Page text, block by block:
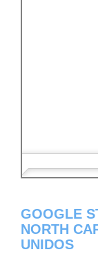
GOOGLE
NORTH
UNIDOS